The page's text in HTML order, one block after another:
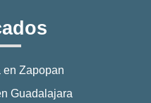
en Zapopan
Guadalajara